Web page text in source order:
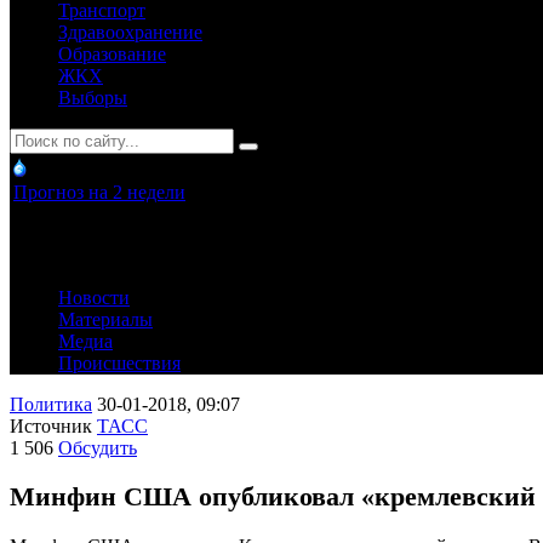
Транспорт
Здравоохранение
Образование
ЖКХ
Выборы
Прогноз на 2 недели
Новости
Материалы
Медиа
Происшествия
Политика 30-01-2018, 09:07
Источник ТАСС
1 506 Обсудить
Минфин США опубликовал «кремлевский